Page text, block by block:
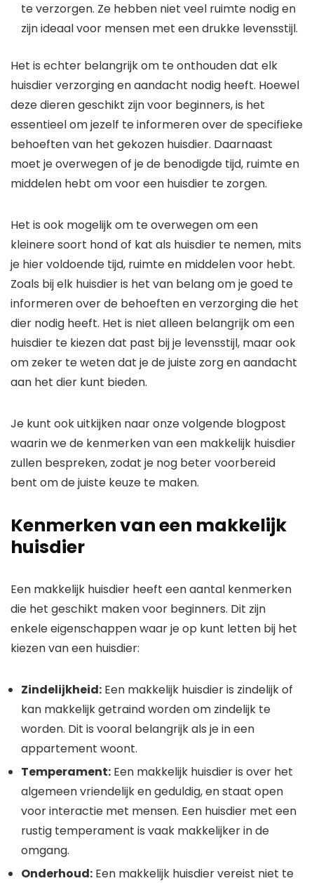
te verzorgen. Ze hebben niet veel ruimte nodig en
zijn ideaal voor mensen met een drukke levensstijl.
Het is echter belangrijk om te onthouden dat elk
huisdier verzorging en aandacht nodig heeft. Hoewel
deze dieren geschikt zijn voor beginners, is het
essentieel om jezelf te informeren over de specifieke
behoeften van het gekozen huisdier. Daarnaast
moet je overwegen of je de benodigde tijd, ruimte en
middelen hebt om voor een huisdier te zorgen.
Het is ook mogelijk om te overwegen om een
kleinere soort hond of kat als huisdier te nemen, mits
je hier voldoende tijd, ruimte en middelen voor hebt.
Zoals bij elk huisdier is het van belang om je goed te
informeren over de behoeften en verzorging die het
dier nodig heeft. Het is niet alleen belangrijk om een
huisdier te kiezen dat past bij je levensstijl, maar ook
om zeker te weten dat je de juiste zorg en aandacht
aan het dier kunt bieden.
Je kunt ook uitkijken naar onze volgende blogpost
waarin we de kenmerken van een makkelijk huisdier
zullen bespreken, zodat je nog beter voorbereid
bent om de juiste keuze te maken.
Kenmerken van een makkelijk
huisdier
Een makkelijk huisdier heeft een aantal kenmerken
die het geschikt maken voor beginners. Dit zijn
enkele eigenschappen waar je op kunt letten bij het
kiezen van een huisdier:
Zindelijkheid: Een makkelijk huisdier is zindelijk of
kan makkelijk getraind worden om zindelijk te
worden. Dit is vooral belangrijk als je in een
appartement woont.
Temperament: Een makkelijk huisdier is over het
algemeen vriendelijk en geduldig, en staat open
voor interactie met mensen. Een huisdier met een
rustig temperament is vaak makkelijker in de
omgang.
Onderhoud: Een makkelijk huisdier vereist niet te